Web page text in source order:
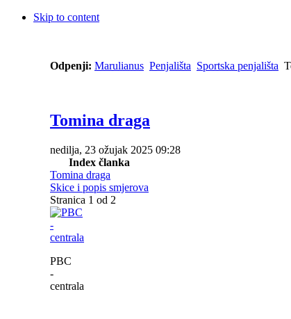
Skip to content
Odpenji: Marulianus Penjališta Sportska penjališta
Tomina draga
nedilja, 23 ožujak 2025 09:28
Index članka
Tomina draga
Skice i popis smjerova
Stranica 1 od 2
PBC
-
centrala